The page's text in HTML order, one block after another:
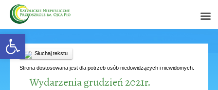
Open toolbar
Słuchaj tekstu
Strona dostosowana jest dla potrzeb osób niedowidzących i niewidomych.
Wydarzenia grudzień 2021r.